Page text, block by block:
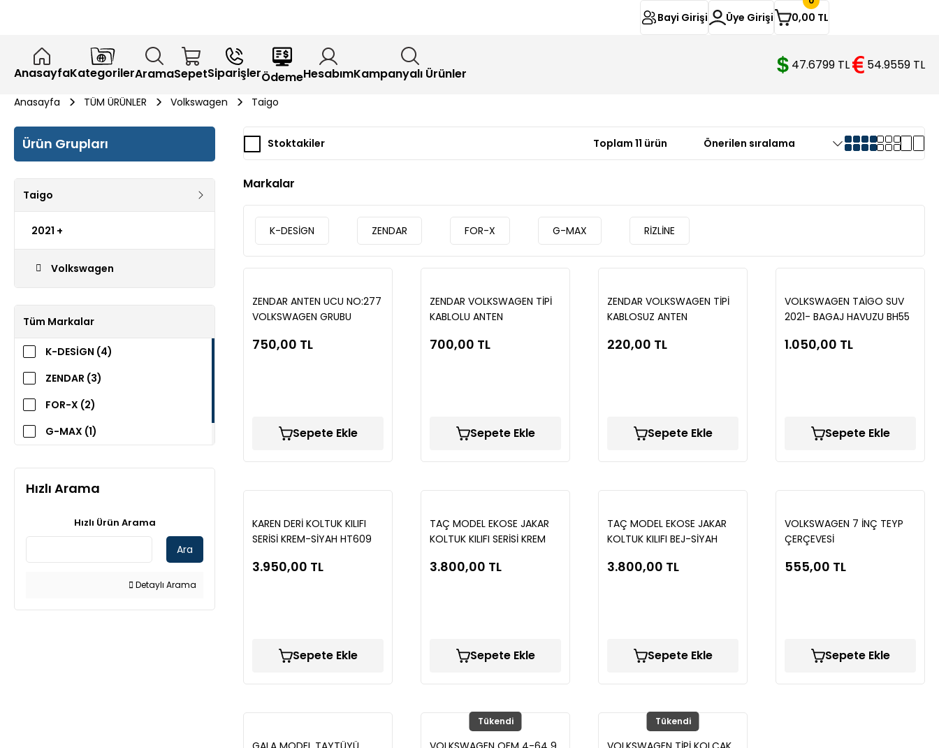
Bayi Girişi Üye Girişi 0,00 TL
AnasayfaKategorilerAramaSepetSiparişlerÖdemeHesabımKampanyalı Ürünler
47.6799 TL 54.9559 TL
Anasayfa TÜM ÜRÜNLER Volkswagen Taigo
Ürün Grupları
Taigo
2021 +
Volkswagen
Tüm Markalar
K-DESİGN (4)
ZENDAR (3)
FOR-X (2)
G-MAX (1)
Hızlı Arama
Hızlı Ürün Arama
Ara
Detaylı Arama
Stoktakiler Toplam 11 ürün
Markalar
K-DESİGN ZENDAR FOR-X G-MAX RİZLİNE
ZENDAR ANTEN UCU NO:277
VOLKSWAGEN GRUBU
750,00 TL
Sepete Ekle
ZENDAR VOLKSWAGEN TİPİ
KABLOLU ANTEN
700,00 TL
Sepete Ekle
ZENDAR VOLKSWAGEN TİPİ
KABLOSUZ ANTEN
220,00 TL
Sepete Ekle
VOLKSWAGEN TAİGO SUV
2021- BAGAJ HAVUZU BH55
1.050,00 TL
Sepete Ekle
KAREN DERİ KOLTUK KILIFI
SERİSİ KREM-SİYAH HT609
3.950,00 TL
Sepete Ekle
TAÇ MODEL EKOSE JAKAR
KOLTUK KILIFI SERİSİ KREM
3.800,00 TL
Sepete Ekle
TAÇ MODEL EKOSE JAKAR
KOLTUK KILIFI BEJ-SİYAH
3.800,00 TL
Sepete Ekle
VOLKSWAGEN 7 İNÇ TEYP
ÇERÇEVESİ
555,00 TL
Sepete Ekle
Tükendi Tükendi